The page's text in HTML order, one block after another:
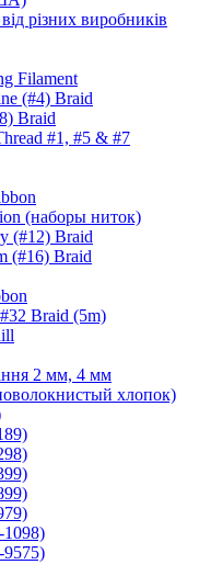
різних виробників
Filament
(#4) Braid
Braid
#1, #5 & #7
(наборы ниток)
(#12) Braid
(#16) Braid
Braid (5m)
2 мм, 4 мм
хлопок)
1098)
9575)